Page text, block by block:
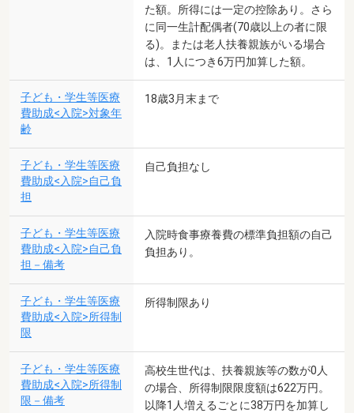
た額。所得には一定の控除あり。さら
に同一生計配偶者(70歳以上の者に限
る)。または老人扶養親族がいる場合
は、1人につき6万円加算した額。
子ども・学生等医療
費助成<入院>対象年
齢
18歳3月末まで
子ども・学生等医療
費助成<入院>自己負
担
自己負担なし
子ども・学生等医療
費助成<入院>自己負
担－備考
入院時食事療養費の標準負担額の自己
負担あり。
子ども・学生等医療
費助成<入院>所得制
限
所得制限あり
子ども・学生等医療
費助成<入院>所得制
限－備考
高校生世代は、扶養親族等の数が0人
の場合、所得制限限度額は622万円。
以降1人増えるごとに38万円を加算し